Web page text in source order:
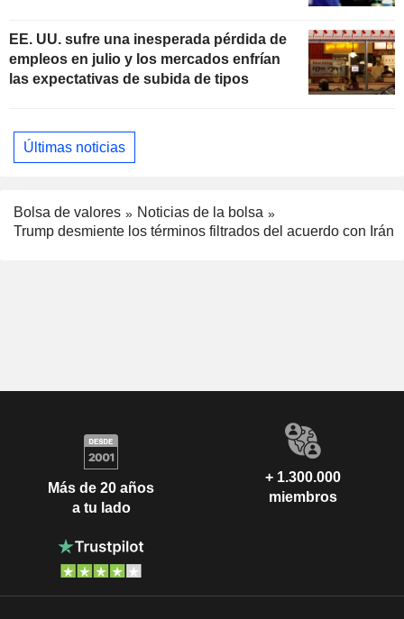
EE. UU. sufre una inesperada pérdida de
empleos en julio y los mercados enfrían
las expectativas de subida de tipos
Últimas noticias
Bolsa de valores
Noticias de la bolsa
Trump desmiente los términos filtrados del acuerdo con Irán
Más de 20 años
a tu lado
+ 1.300.000
miembros